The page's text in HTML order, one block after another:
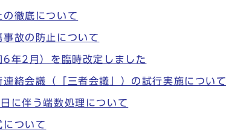
徹底について
故の防止について
6年2月）を臨時改定しました
絡会議（「三者会議」）の試行実施について
に伴う端数処理について
について